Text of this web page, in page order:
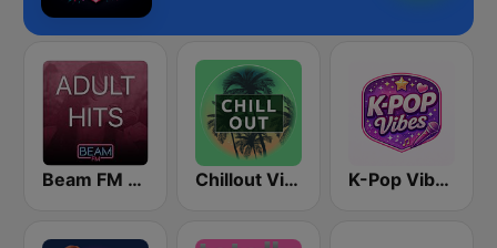
Beam FM - Adult Hits Chillout Vibes K-Pop Vibes